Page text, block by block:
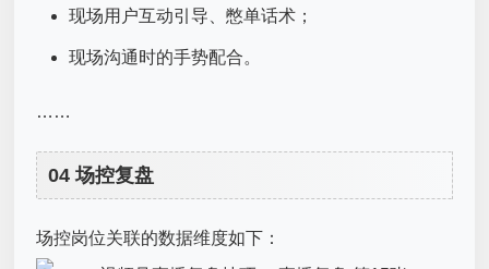
现场用户互动引导、憋单话术；
现场沟通时的手势配合。
……
04 场控复盘
场控岗位关联的数据维度如下：